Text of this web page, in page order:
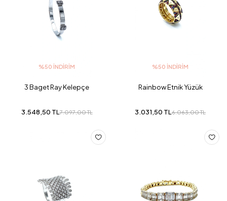
%50 İNDIRIM
3 Baget Ray Kelepçe
3.548,50 TL7.097,00 TL
%50 İNDIRIM
Rainbow Etnik Yüzük
3.031,50 TL6.063,00 TL